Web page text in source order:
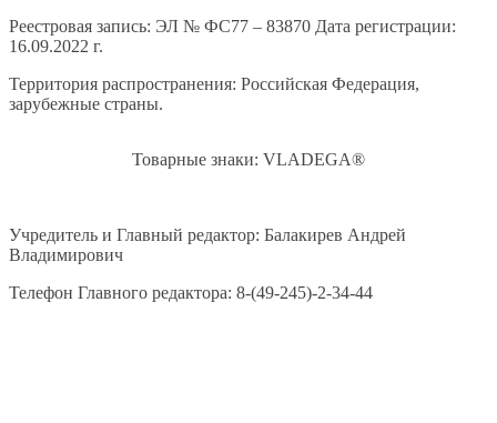
Реестровая запись: ЭЛ № ФС77 – 83870 Дата регистрации:
16.09.2022 г.
Территория распространения: Российская Федерация,
зарубежные страны.
Товарные знаки: VLADEGA®
Учредитель и Главный редактор: Балакирев Андрей
Владимирович
Телефон Главного редактора: 8-(49-245)-2-34-44